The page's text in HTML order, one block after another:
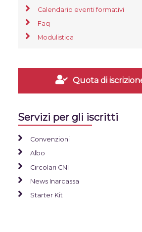
Calendario eventi formativi
Faq
Modulistica
Quota di
Servizi per gli iscritti
Convenzioni
Albo
Circolari CNI
News Inarcassa
Starter Kit